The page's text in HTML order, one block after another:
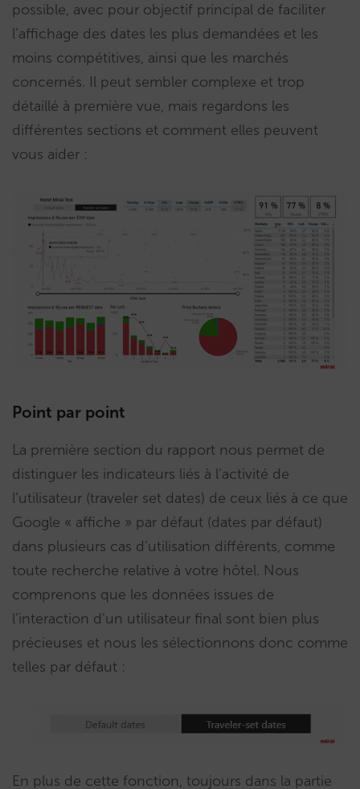
possible, avec pour objectif principal de faciliter
l’affichage des dates les plus demandées et les
moins compétitives, ainsi que les marchés
concernés. Il peut sembler complexe et trop
détaillé à première vue, mais regardons les
différentes sections et comment elles peuvent
vous aider :
Point par point
La première section du rapport nous permet de
distinguer les indicateurs liés à l’activité de
l’utilisateur (traveler set dates) de ceux liés à ce que
Google « affiche » par défaut (dates par défaut)
dans plusieurs cas d’utilisation différents, comme
toute recherche relative à votre hôtel. Nous
comprenons que les données issues de
l’interaction d’un utilisateur final sont bien plus
précieuses et nous les sélectionnons donc comme
telles par défaut :
En plus de cette fonction, toujours dans la partie